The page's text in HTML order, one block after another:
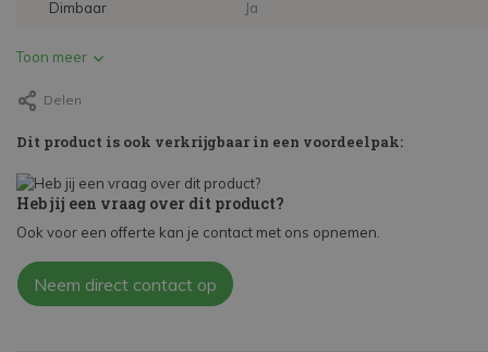
Dimbaar Ja
Toon meer
Delen
Dit product is ook verkrijgbaar in een voordeelpak:
Heb jij een vraag over dit product?
Ook voor een offerte kan je contact met ons opnemen.
Neem direct contact op